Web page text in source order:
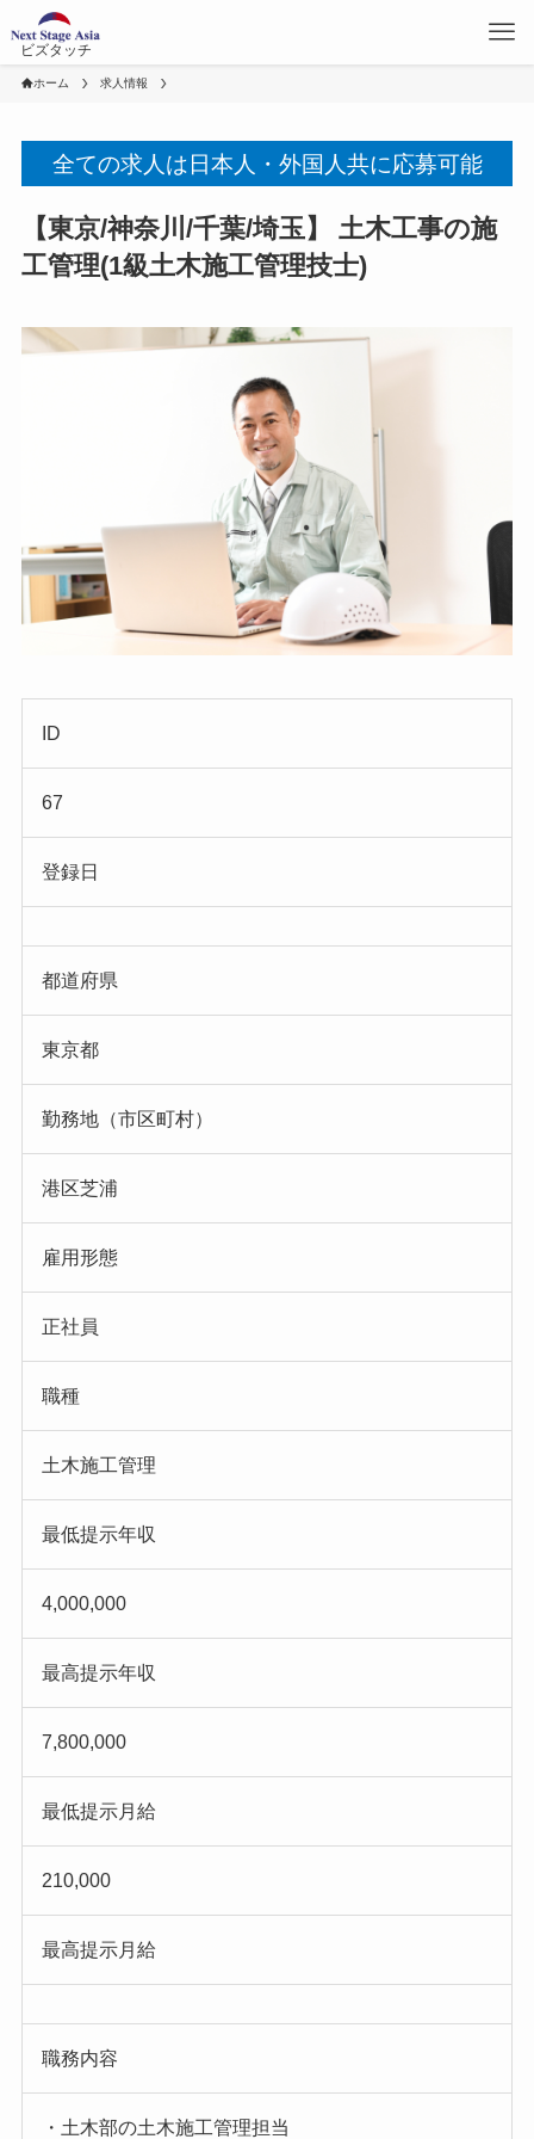
ビズタッチ
ホーム 求人情報
全ての求人は日本人・外国人共に応募可能
【東京/神奈川/千葉/埼玉】 土木工事の施
工管理(1級土木施工管理技士)
ID
67
登録日
都道府県
東京都
勤務地（市区町村）
港区芝浦
雇用形態
正社員
職種
土木施工管理
最低提示年収
4,000,000
最高提示年収
7,800,000
最低提示月給
210,000
最高提示月給
職務内容
・土木部の土木施工管理担当